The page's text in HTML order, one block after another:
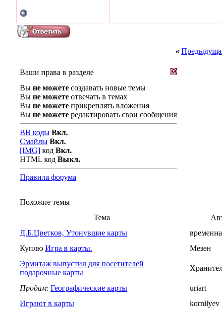
«
Ваши права в разделе
Вы не можете создавать новые темы
Вы не можете отвечать в темах
Вы не можете прикреплять вложения
Вы не можете редактировать свои сообщения
BB коды Вкл.
Смайлы Вкл.
[IMG] код Вкл.
HTML код Выкл.
Правила форума
Похожие темы
Тема
Д.Б.Цветков, Утонувшие карты
Куплю Игра в карты.
Мезен
Эрмитаж выпустил для посетителей
подарочные карты
Продам: Географические карты
uriart
Играют в карты
kornilyev